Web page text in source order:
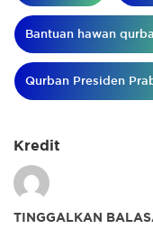
Bantuan hawan
Qurban Presiden
Kredit
TINGGALKAN